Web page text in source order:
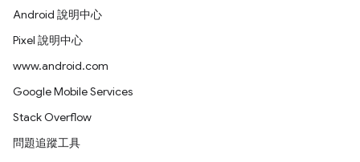
Android 說明中心
Pixel 說明中心
www.android.com
Google Mobile Services
Stack Overflow
問題追蹤工具